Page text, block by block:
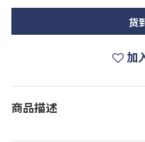
货
加
商品描述